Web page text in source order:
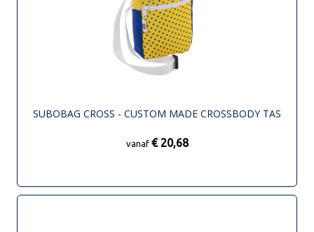
SUBOBAG CROSS - CUSTOM MADE CROSSBODY TAS
vanaf € 20,68